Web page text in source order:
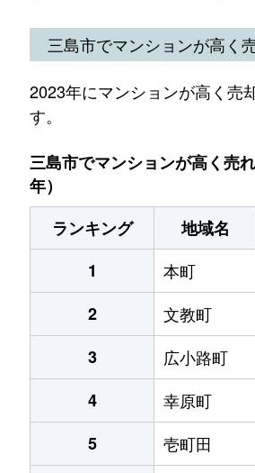
三島市でマンションが高く
2023年にマンションが高く売
す。
三島市でマンションが高く売
年）
ランキング
地域名
1
本町
2
文教町
3
広小路町
4
幸原町
5
壱町田